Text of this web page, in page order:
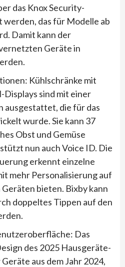
das Knox Security-
werden, das für Modelle ab
Damit kann der
Geräte in
Kühlschränke mit
Displays sind mit einer
ausgestattet, die für das
wurde. Sie kann 37
Obst und Gemüse
nun auch Voice ID. Die
erkennt einzelne
mehr Personalisierung auf
bieten. Bixby kann
doppeltes Tippen auf den
Das
des 2025 Hausgeräte-
aus dem Jahr 2024,